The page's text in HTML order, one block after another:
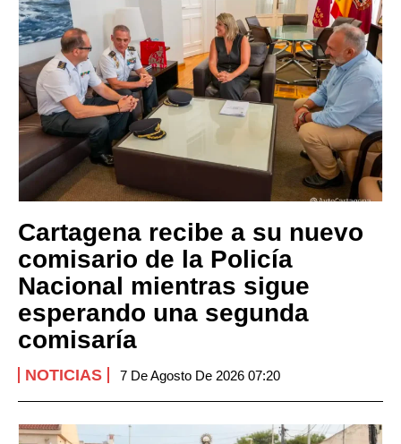
Cartagena recibe a su nuevo
comisario de la Policía
Nacional mientras sigue
esperando una segunda
comisaría
NOTICIAS 7 De Agosto De 2026 07:20